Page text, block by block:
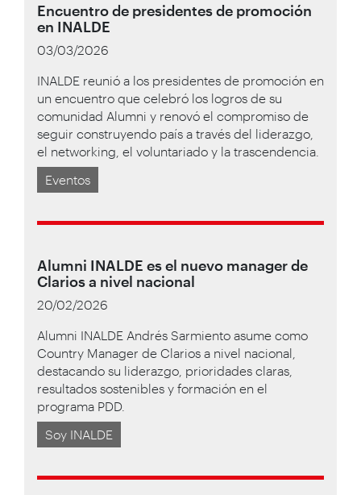
Encuentro de presidentes de promoción
en INALDE
03/03/2026
INALDE reunió a los presidentes de promoción en
un encuentro que celebró los logros de su
comunidad Alumni y renovó el compromiso de
seguir construyendo país a través del liderazgo,
el networking, el voluntariado y la trascendencia.
Eventos
Alumni INALDE es el nuevo manager de
Clarios a nivel nacional
20/02/2026
Alumni INALDE Andrés Sarmiento asume como
Country Manager de Clarios a nivel nacional,
destacando su liderazgo, prioridades claras,
resultados sostenibles y formación en el
programa PDD.
Soy INALDE